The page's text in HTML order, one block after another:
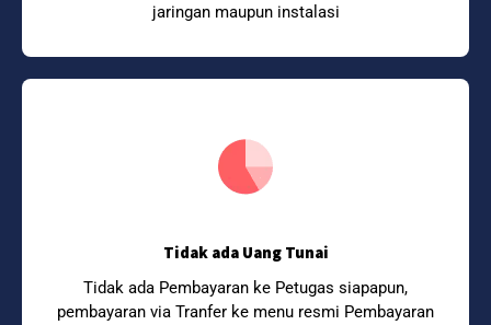
jaringan maupun instalasi
Tidak ada Uang Tunai
Tidak ada Pembayaran ke Petugas siapapun,
pembayaran via Tranfer ke menu resmi Pembayaran